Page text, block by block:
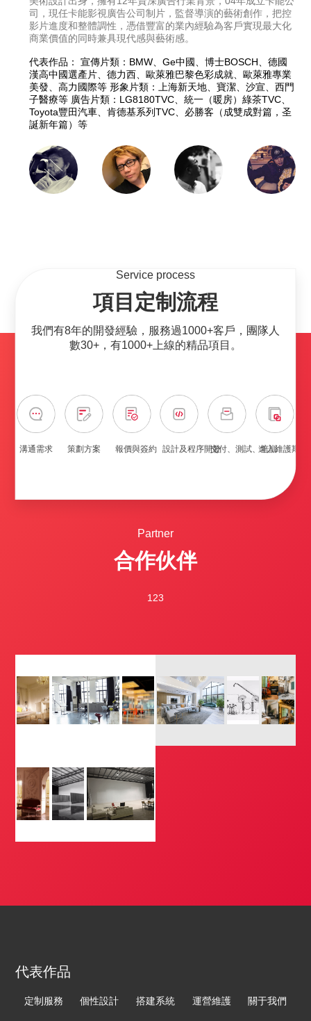
司，現任卡能影視廣告公司制片，監督導演的藝術創作，把控
影片進度和整體調性，憑借豐富的業內經驗為客戶實現最大化
商業價值的同時兼具現代感與藝術感。
代表作品： 宣傳片類：BMW、Ge中國、博士BOSCH、德國
漢高中國選產片、德力西、歐萊雅巴黎色彩成就、歐萊雅專業
美發、高力國際等 形象片類：上海新天地、寶潔、沙宣、西門
子醫療等 廣告片類：LG8180TVC、統一（暖房）綠茶TVC、
Toyota豐田汽車、肯德基系列TVC、必勝客（成雙成對篇，圣
誕新年篇）等
Service process
項目定制流程
我們有8年的開發經驗，服務過1000+客戶，團隊人
數30+，有1000+上線的精品項目。
溝通需求 策劃方案 報價與簽約 設計及程序開發交付、測試、培訓進入維護期
Partner
合作伙伴
123
代表作品
定制服務 個性設計 搭建系統 運營維護 關于我們